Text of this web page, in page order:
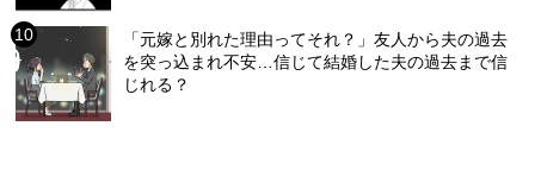
「元嫁と別れた理由ってそれ？」友人から夫の過去
を突っ込まれ不安…信じて結婚した夫の過去まで信
じれる？